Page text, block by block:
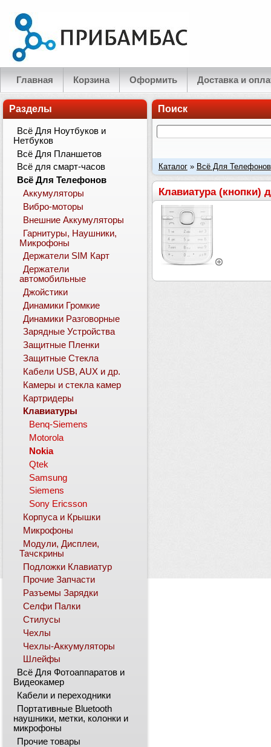
Главная Корзина Оформить Доставка и
Поиск
Каталог» Всё Для Телефонов
Клавиатура (кнопки)
Разделы
Всё Для Ноутбуков и
Нетбуков
Всё Для Планшетов
Всё для смарт-часов
Всё Для Телефонов
Аккумуляторы
Вибро-моторы
Внешние Аккумуляторы
Гарнитуры, Наушники,
Микрофоны
Держатели SIM Карт
Держатели
автомобильные
Джойстики
Динамики Громкие
Динамики Разговорные
Зарядные Устройства
Защитные Пленки
Защитные Стекла
Кабели USB, AUX и др.
Камеры и стекла камер
Картридеры
Клавиатуры
Benq-Siemens
Motorola
Nokia
Qtek
Samsung
Siemens
Sony Ericsson
Корпуса и Крышки
Микрофоны
Модули, Дисплеи,
Тачскрины
Подложки Клавиатур
Прочие Запчасти
Разъемы Зарядки
Селфи Палки
Стилусы
Чехлы
Чехлы-Аккумуляторы
Шлейфы
Всё Для Фотоаппаратов и
Видеокамер
Кабели и переходники
Портативные Bluetooth
наушники, метки, колонки и
микрофоны
Прочие товары